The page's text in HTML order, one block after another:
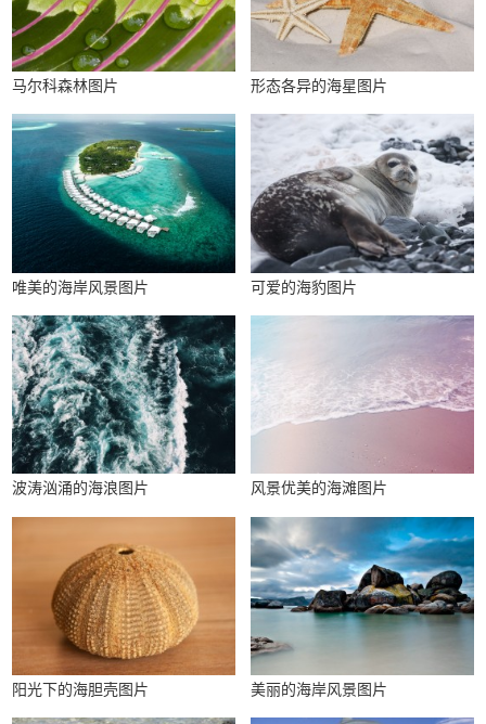
马尔科森林图片 形态各异的海星图片
唯美的海岸风景图片 可爱的海豹图片
波涛汹涌的海浪图片 风景优美的海滩图片
阳光下的海胆壳图片 美丽的海岸风景图片